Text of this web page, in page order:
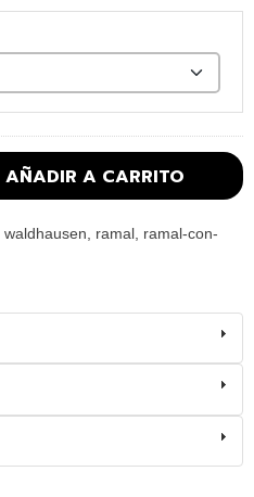
AÑADIR A CARRITO
waldhausen ramal ramal-con-